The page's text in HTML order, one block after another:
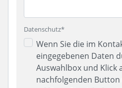
Datenschutz*
Wenn Sie die im
eingegebenen Daten
Auswahlbox und Klick
nachfolgenden